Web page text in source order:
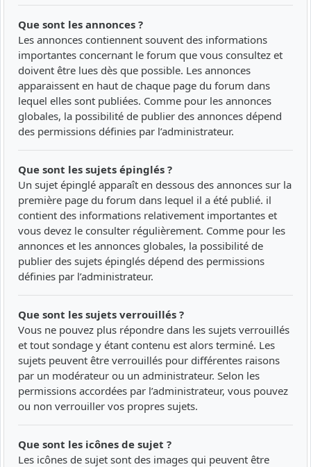
Que sont les annonces ?
Les annonces contiennent souvent des informations
importantes concernant le forum que vous consultez et
doivent être lues dès que possible. Les annonces
apparaissent en haut de chaque page du forum dans
lequel elles sont publiées. Comme pour les annonces
globales, la possibilité de publier des annonces dépend
des permissions définies par l’administrateur.
Que sont les sujets épinglés ?
Un sujet épinglé apparaît en dessous des annonces sur la
première page du forum dans lequel il a été publié. il
contient des informations relativement importantes et
vous devez le consulter régulièrement. Comme pour les
annonces et les annonces globales, la possibilité de
publier des sujets épinglés dépend des permissions
définies par l’administrateur.
Que sont les sujets verrouillés ?
Vous ne pouvez plus répondre dans les sujets verrouillés
et tout sondage y étant contenu est alors terminé. Les
sujets peuvent être verrouillés pour différentes raisons
par un modérateur ou un administrateur. Selon les
permissions accordées par l’administrateur, vous pouvez
ou non verrouiller vos propres sujets.
Que sont les icônes de sujet ?
Les icônes de sujet sont des images qui peuvent être